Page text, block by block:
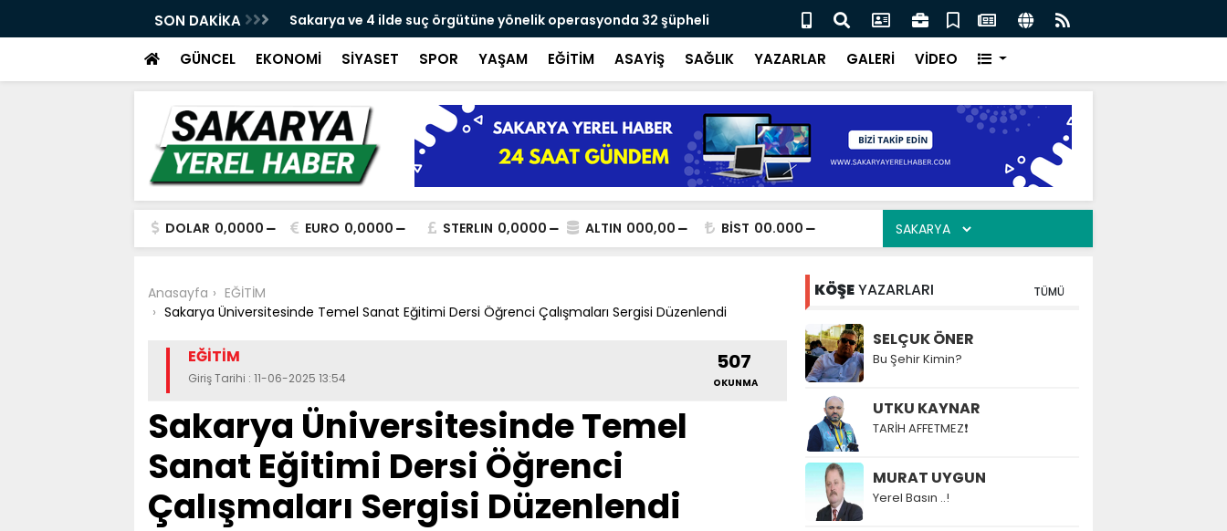
SON DAKİKA
Sakarya ve 4 ilde suç örgütüne yönelik operasyonda 32 şüpheli
yakalandı
Yusuf Alemdar “Şehrimizin su yönetimini sürdürülebilir hale taşımak
için çalışıyoruz”
GÜNCEL EKONOMİ SİYASET SPOR YAŞAM EĞİTİM ASAYİŞ SAĞLIK YAZARLAR GALERİ VİDEO
DOLAR 0,0000 EURO 0,0000 STERLIN 0,0000 ALTIN 000,00 BİST 00.000
Anasayfa
EĞİTİM
Sakarya Üniversitesinde Temel Sanat Eğitimi Dersi Öğrenci Çalışmaları Sergisi Düzenlendi
EĞİTİM
Giriş Tarihi : 11-06-2025 13:54
507
OKUNMA
Sakarya Üniversitesinde Temel
Sanat Eğitimi Dersi Öğrenci
Çalışmaları Sergisi Düzenlendi
KÖŞEYAZARLARI TÜMÜ
SELÇUK ÖNER
Bu Şehir Kimin?
UTKU KAYNAR
TARİH AFFETMEZ❗
MURAT UYGUN
Yerel Basın ..!